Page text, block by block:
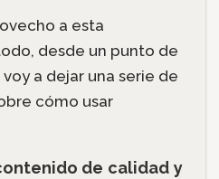
a esta
desde un punto de
a dejar una serie de
cómo usar
de calidad y